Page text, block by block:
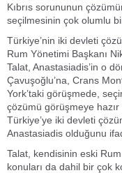
Kıbrıs sorununun
seçilmesinin çok olumlu
Türkiye’nin iki devleti
Rum Yönetimi Başkanı
Talat, Anastasiadis’in o
Çavuşoğlu’na, Crans
York’taki görüşmede,
çözümü görüşmeye
Türkiye’ye iki devleti
Anastasiadis olduğunu
Talat, kendisinin eski
konuları da dahil bir çok